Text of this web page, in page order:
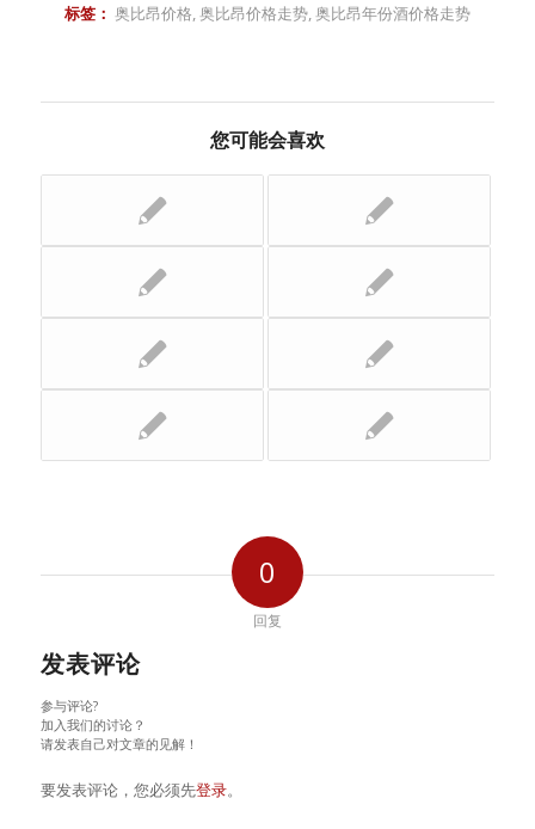
标签： 奥比昂价格,奥比昂价格走势,奥比昂年份酒价格走势
您可能会喜欢
0
回复
发表评论
参与评论?
加入我们的讨论？
请发表自己对文章的见解！
要发表评论，您必须先登录。